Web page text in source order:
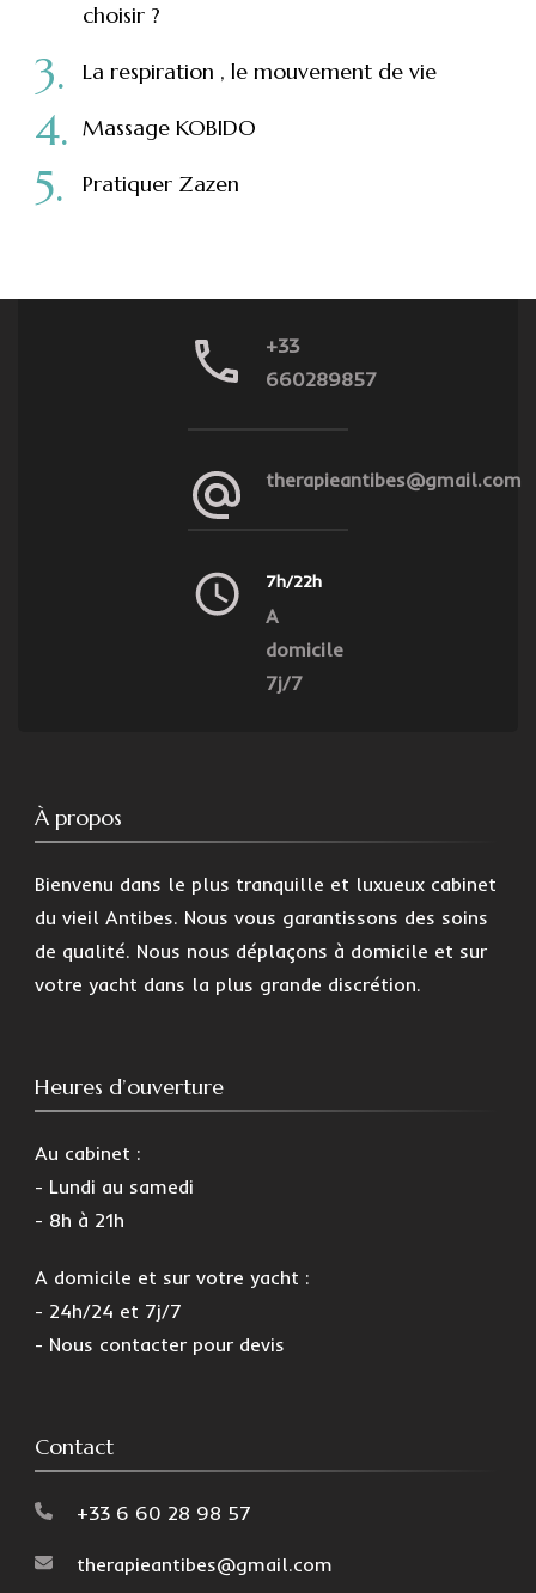
choisir ?
La respiration , le mouvement de vie
Massage KOBIDO
Pratiquer Zazen
+33
660289857
therapieantibes@gmail.com
7h/22h
A
domicile
7j/7
À propos
Bienvenu dans le plus tranquille et luxueux cabinet
du vieil Antibes. Nous vous garantissons des soins
de qualité. Nous nous déplaçons à domicile et sur
votre yacht dans la plus grande discrétion.
Heures d’ouverture
Au cabinet :
- Lundi au samedi
- 8h à 21h
A domicile et sur votre yacht :
- 24h/24 et 7j/7
- Nous contacter pour devis
Contact
+33 6 60 28 98 57
therapieantibes@gmail.com